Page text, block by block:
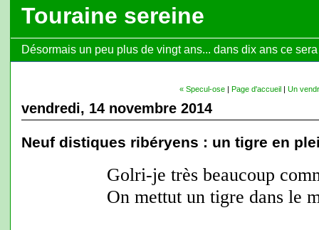
Touraine sereine
Désormais un peu plus de vingt ans... dans dix ans ce
« Specul-ose| Page d'accueil| Un
vendredi, 14 novembre 2014
Neuf distiques ribéryens : un tigre en
Golri-je très beaucoup
On mettut un tigre dans le